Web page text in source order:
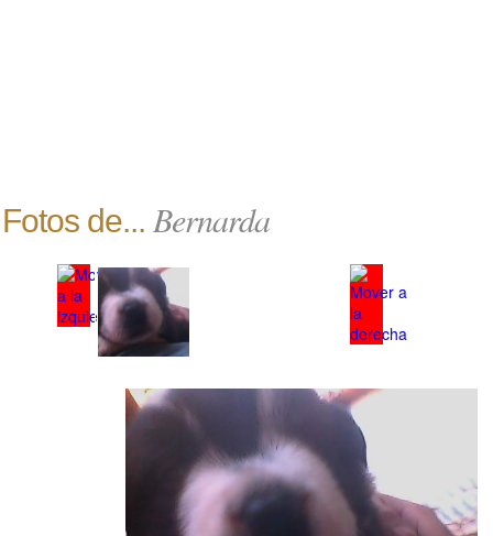
Fotos de... Bernarda